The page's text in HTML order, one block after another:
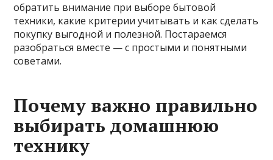
обратить внимание при выборе бытовой
техники, какие критерии учитывать и как сделать
покупку выгодной и полезной. Постараемся
разобраться вместе — с простыми и понятными
советами.
Почему важно правильно
выбирать домашнюю
технику